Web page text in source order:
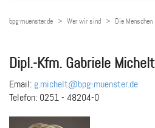
bpg-muenster.de Wer wir sind Die Menschen
Dipl.-Kfm. Gabriele Michelt
Email: g.michelt@bpg-muenster.de
Telefon: 0251 - 48204-0